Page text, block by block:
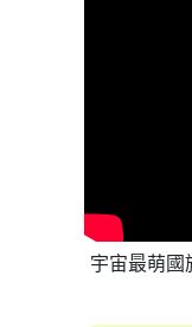
宇宙最萌國